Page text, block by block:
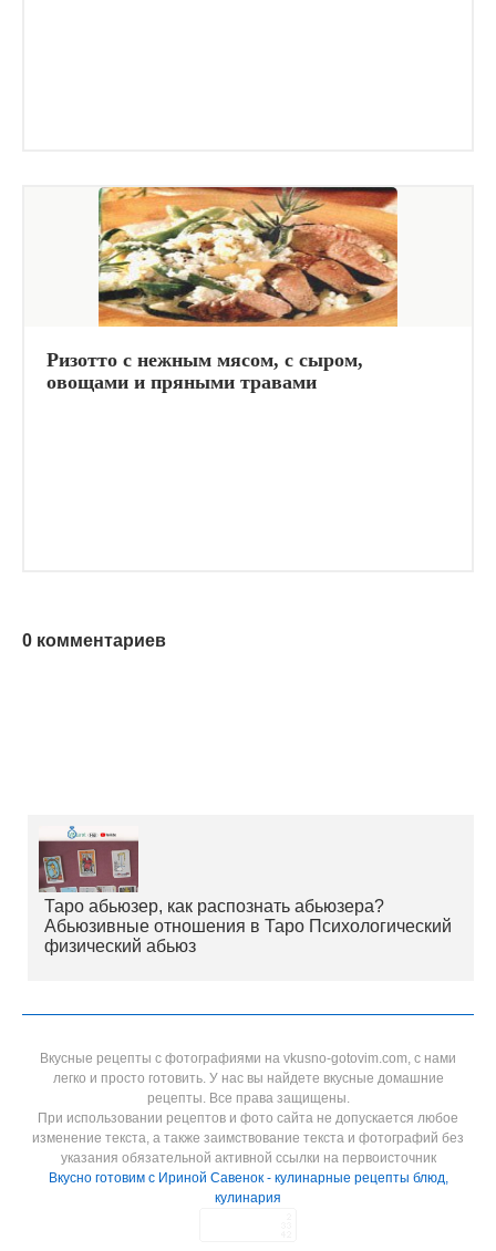
Ризотто с нежным мясом, с сыром,
овощами и пряными травами
0 комментариев
Таро абьюзер, как распознать абьюзера?
Абьюзивные отношения в Таро Психологический
физический абьюз
Вкусные рецепты с фотографиями на vkusno-gotovim.com, с нами
легко и просто готовить. У нас вы найдете вкусные домашние
рецепты. Все права защищены.
При использовании рецептов и фото сайта не допускается любое
изменение текста, а также заимствование текста и фотографий без
указания обязательной активной ссылки на первоисточник
Вкусно готовим с Ириной Савенок - кулинарные рецепты блюд,
кулинария